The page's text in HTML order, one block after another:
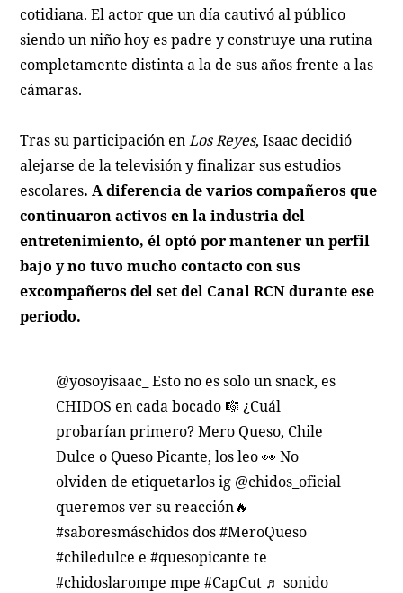
cotidiana. El actor que un día cautivó al público
siendo un niño hoy es padre y construye una rutina
completamente distinta a la de sus años frente a las
cámaras.
Tras su participación enLos Reyes, Isaac decidió
alejarse de la televisión y finalizar sus estudios
escolares. A diferencia de varios compañeros que
continuaron activos en la industria del
entretenimiento, él optó por mantener un perfil
bajo y no tuvo mucho contacto con sus
excompañeros del set del Canal RCNdurante ese
periodo.
@yosoyisaac_ Esto no es solo un snack, es
CHIDOS en cada bocado 🎼 ¿Cuál
probarían primero? Mero Queso, Chile
Dulce o Queso Picante, los leo 👀 No
olviden de etiquetarlos ig @chidos_oficial
queremos ver su reacción🔥
#saboresmáschidosdos#MeroQueso
#chiledulce e#quesopicante te
#chidoslarompe mpe#CapCut ♬ sonido